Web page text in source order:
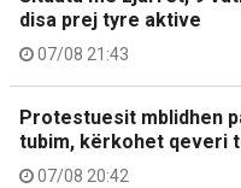
disa prej tyre aktive
07/08 21:43
Protestuesit mblidhen
tubim, kërkohet qeveri
07/08 20:42